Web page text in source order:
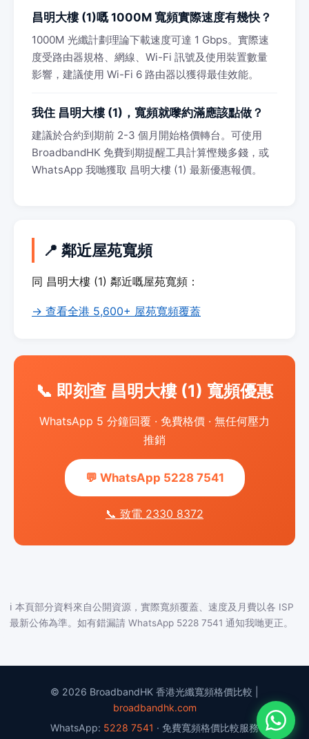
昌明大樓 (1)嘅 1000M 寬頻實際速度有幾快？
1000M 光纖計劃理論下載速度可達 1 Gbps。實際速
度受路由器規格、網線、Wi-Fi 訊號及使用裝置數量
影響，建議使用 Wi-Fi 6 路由器以獲得最佳效能。
我住 昌明大樓 (1)，寬頻就嚟約滿應該點做？
建議於合約到期前 2-3 個月開始格價轉台。可使用
BroadbandHK 免費到期提醒工具計算慳幾多錢，或
WhatsApp 我哋獲取 昌明大樓 (1) 最新優惠報價。
📍 鄰近屋苑寬頻
同 昌明大樓 (1) 鄰近嘅屋苑寬頻：
→ 查看全港 5,600+ 屋苑寬頻覆蓋
📞 即刻查 昌明大樓 (1) 寬頻優惠
WhatsApp 5 分鐘回覆 · 免費格價 · 無任何壓力
推銷
💬 WhatsApp 5228 7541
📞 致電 2330 8372
ℹ️ 本頁部分資料來自公開資源，實際寬頻覆蓋、速度及月費以各 ISP
最新公佈為準。如有錯漏請 WhatsApp 5228 7541 通知我哋更正。
© 2026 BroadbandHK 香港光纖寬頻格價比較 |
broadbandhk.com
WhatsApp: 5228 7541 · 免費寬頻格價比較服務